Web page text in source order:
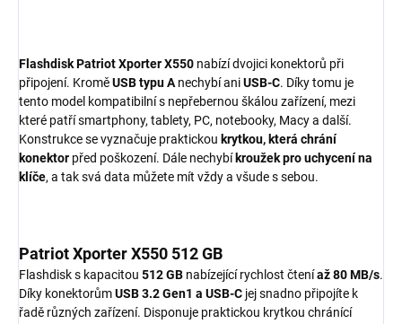
Flashdisk Patriot Xporter X550 nabízí dvojici konektorů při
připojení. KroměUSB typu A nechybí aniUSB-C. Díky tomu je
tento model kompatibilní s nepřebernou škálou zařízení, mezi
které patří smartphony, tablety, PC, notebooky, Macy a další.
Konstrukce se vyznačuje praktickou krytkou, která chrání
konektor před poškození. Dále nechybí kroužek pro uchycení na
klíče, a tak svá data můžete mít vždy a všude s sebou.
Patriot Xporter X550 512 GB
Flashdisk s kapacitou 512 GB nabízející rychlost čteníaž 80 MB/s.
Díky konektorůmUSB 3.2 Gen1 a USB-C jej snadno připojíte k
řadě různých zařízení. Disponuje praktickou krytkou chránící